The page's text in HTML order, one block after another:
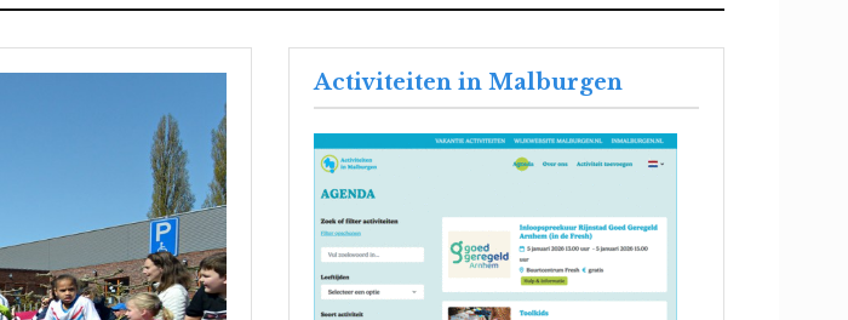
Activiteiten in Malburgen